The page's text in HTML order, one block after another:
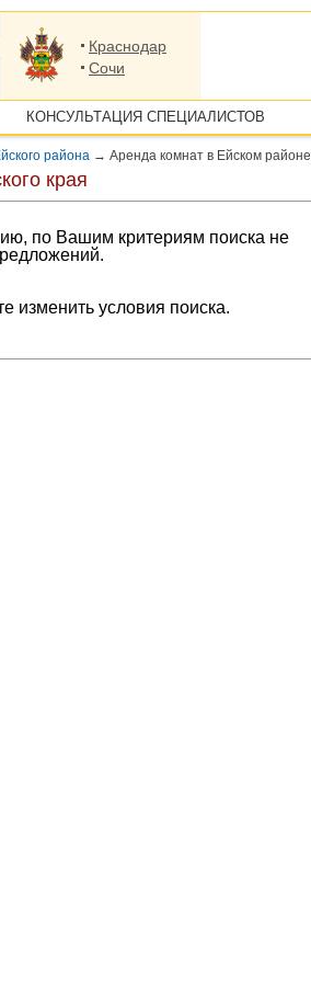
Краснодар
Сочи
КОНСУЛЬТАЦИЯ СПЕЦИАЛИСТОВ
района → Аренда комнат в Ейском районе
края
по Вашим критериям поиска не
изменить условия поиска.